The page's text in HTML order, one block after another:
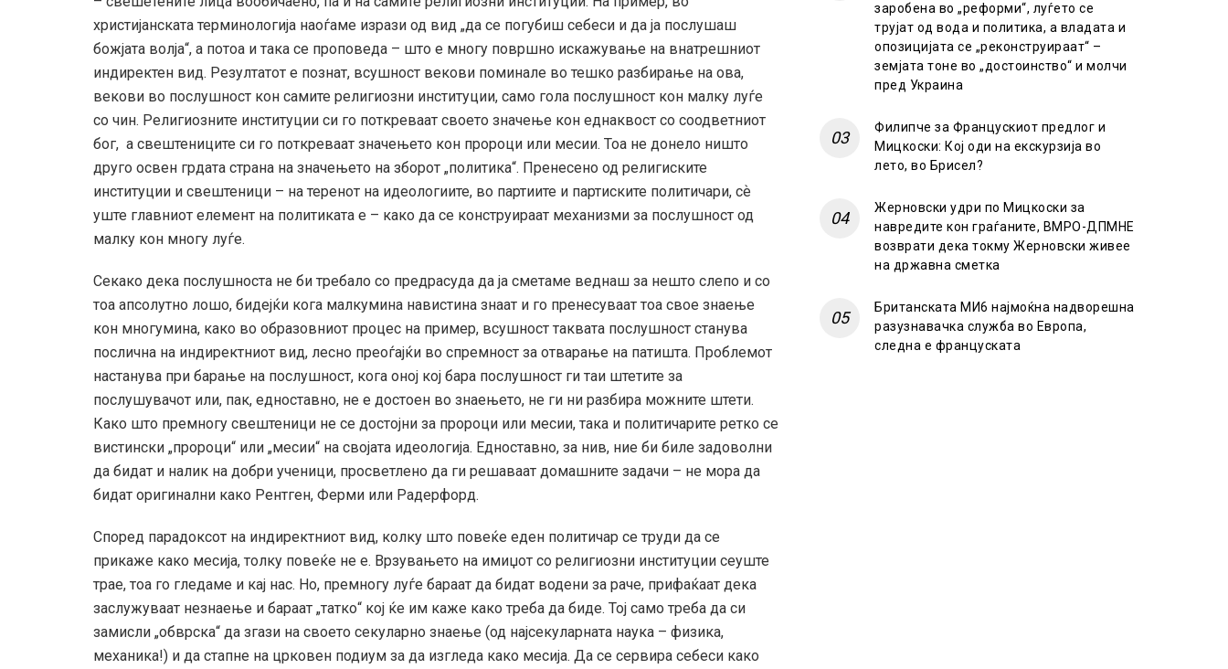
христијанската терминологија наоѓаме изрази од вид „да се погубиш себеси и да ја послушаш
божјата волја“, а потоа и така се проповеда – што е многу површно искажување на внатрешниот
индиректен вид. Резултатот е познат, всушност векови поминале во тешко разбирање на ова,
векови во послушност кон самите религиозни институции, само гола послушност кон малку луѓе
со чин. Религиозните институции си го поткреваат своето значење кон еднаквост со соодветниот
бог, а свештениците си го поткреваат значењето кон пророци или месии. Тоа не донело ништо
друго освен грдата страна на значењето на зборот „политика“. Пренесено од религиските
институции и свештеници – на теренот на идеологиите, во партиите и партиските политичари, сѐ
уште главниот елемент на политиката е – како да се конструираат механизми за послушност од
малку кон многу луѓе.
Секако дека послушноста не би требало со предрасуда да ја сметаме веднаш за нешто слепо и со
тоа апсолутно лошо, бидејќи кога малкумина навистина знаат и го пренесуваат тоа свое знаење
кон многумина, како во образовниот процес на пример, всушност таквата послушност станува
послична на индиректниот вид, лесно преоѓајќи во спремност за отварање на патишта. Проблемот
настанува при барање на послушност, кога оној кој бара послушност ги таи штетите за
послушувачот или, пак, едноставно, не е достоен во знаењето, не ги ни разбира можните штети.
Како што премногу свештеници не се достојни за пророци или месии, така и политичарите ретко се
вистински „пророци“ или „месии“ на својата идеологија. Едноставно, за нив, ние би биле задоволни
да бидат и налик на добри ученици, просветлено да ги решаваат домашните задачи – не мора да
бидат оригинални како Рентген, Ферми или Радерфорд.
Според парадоксот на индиректниот вид, колку што повеќе еден политичар се труди да се
прикаже како месија, толку повеќе не е. Врзувањето на имиџот со религиозни институции сеуште
трае, тоа го гледаме и кај нас. Но, премногу луѓе бараат да бидат водени за раче, прифаќаат дека
заслужуваат незнаење и бараат „татко“ кој ќе им каже како треба да биде. Тој само треба да си
замисли „обврска“ да згази на своето секуларно знаење (од најсекуларната наука – физика,
механика!) и да стапне на црковен подиум за да изгледа како месија. Да се сервира себеси како
заробена во „реформи“, луѓето се
трујат од вода и политика, а владата и
опозицијата се „реконструираат“ –
земјата тоне во „достоинство“ и молчи
пред Украина
Филипче за Францускиот предлог и
Мицкоски: Кој оди на екскурзија во
лето, во Брисел?
Жерновски удри по Мицкоски за
навредите кон граѓаните, ВМРО-ДПМНЕ
возврати дека токму Жерновски живее
на државна сметка
Британската МИ6 најмоќна надворешна
разузнавачка служба во Европа,
следна е француската